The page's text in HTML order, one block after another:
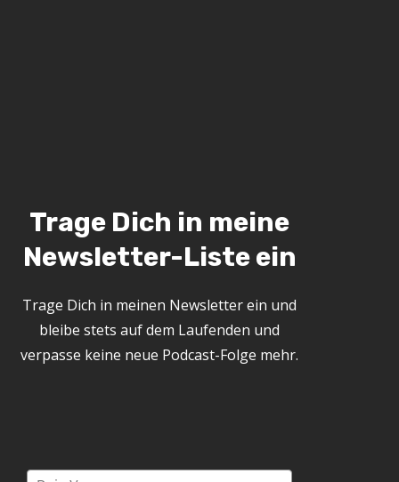
Trage Dich in meine
Newsletter-Liste ein
Trage Dich in meinen Newsletter ein und
bleibe stets auf dem Laufenden und
verpasse keine neue Podcast-Folge mehr.